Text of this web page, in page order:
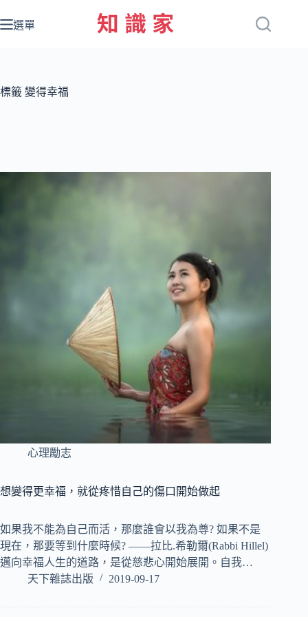
至
容
選單
標籤 變得幸福
心理勵志
想變得更幸福，就從疼惜自己的傷口開始做起
如果我不能為自己而活，那麼誰會以我為尊? 如果不是
現在，那要等到什麼時候? ——拉比.希勒爾(Rabbi Hillel)
邁向幸福人生的道路，是從慈悲心開始展開。自我…
天下雜誌出版
2019-09-17